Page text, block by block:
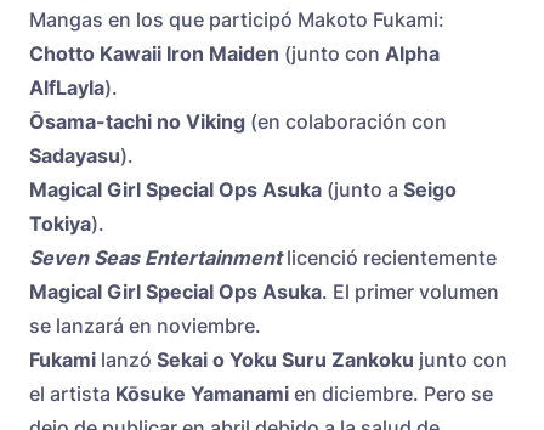
Mangas en los que participó Makoto Fukami:
Chotto Kawaii Iron Maiden (junto con Alpha
AlfLayla).
Ōsama-tachi no Viking (en colaboración con
Sadayasu).
Magical Girl Special Ops Asuka (junto a Seigo
Tokiya).
Seven Seas Entertainmentlicenció recientemente
Magical Girl Special Ops Asuka. El primer volumen
se lanzará en noviembre.
Fukami lanzó Sekai o Yoku Suru Zankoku junto con
el artista Kōsuke Yamanami en diciembre. Pero se